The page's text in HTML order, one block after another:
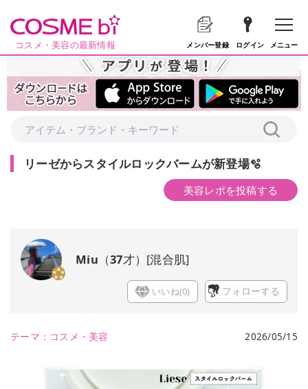
コスメ・美容の最新情報 メンバー登録 ログイン メニュー
リーゼからスタイルロックバームが新登場🫧
美容レポを投稿する
Miu （37才） [混合肌]
いいね(0) フォローする
テーマ： コスメ・美容 2026/05/15